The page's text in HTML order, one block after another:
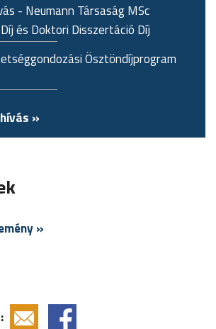
- Neumann Társaság MSc
és Doktori Disszertáció Díj
Ösztöndíjprogram
»
»